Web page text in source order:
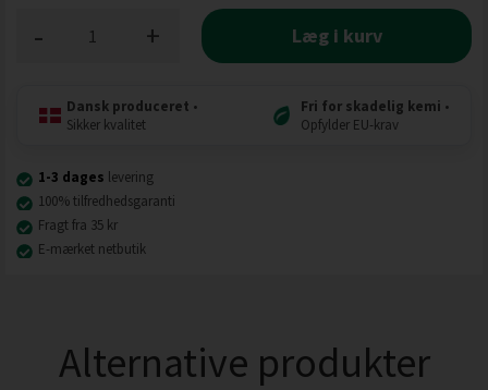
+
- Læg i kurv
Dansk produceret •
Sikker kvalitet
Fri for skadelig kemi •
Opfylder EU-krav
1-3 dages levering
100% tilfredhedsgaranti
Fragt fra 35 kr
E-mærket netbutik
Alternative produkter